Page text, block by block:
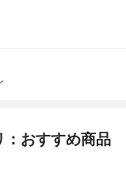
おすすめ商品